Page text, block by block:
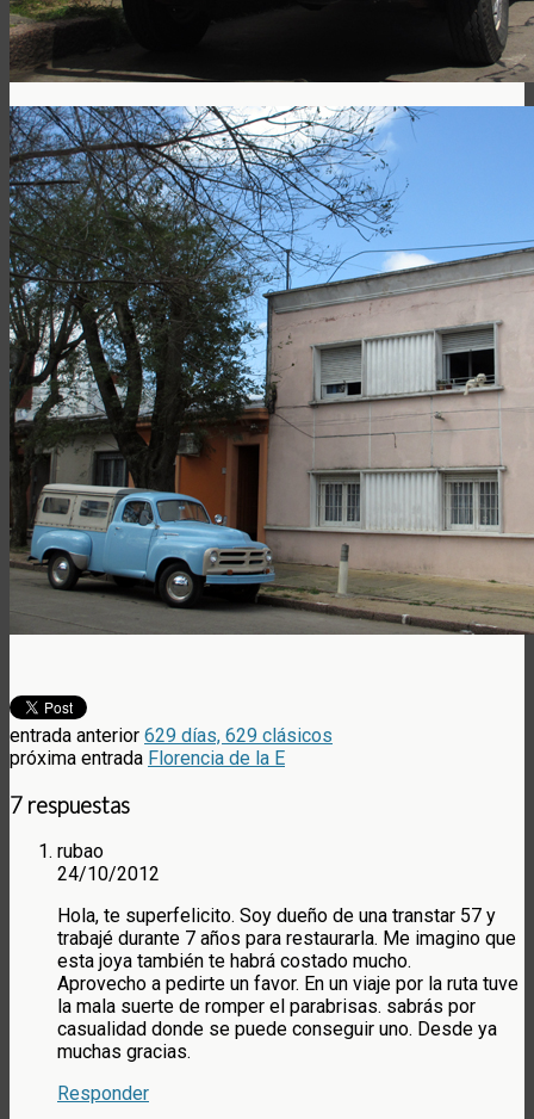
entrada anterior 629 días, 629 clásicos
próxima entrada Florencia de la E
7 respuestas
rubao
24/10/2012
Hola, te superfelicito. Soy dueño de una transtar 57 y
trabajé durante 7 años para restaurarla. Me imagino que
esta joya también te habrá costado mucho.
Aprovecho a pedirte un favor. En un viaje por la ruta tuve
la mala suerte de romper el parabrisas. sabrás por
casualidad donde se puede conseguir uno. Desde ya
muchas gracias.
Responder